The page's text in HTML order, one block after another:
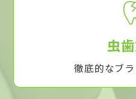
虫
徹底的なブ